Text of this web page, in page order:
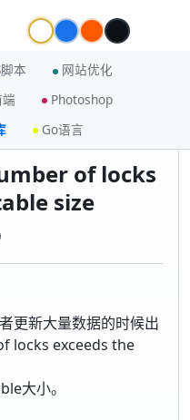
脚本
网站优化
Photoshop
Go语言
the lock table size
of locks
size
更新大量数据的时候出
locks exceeds the
大小。